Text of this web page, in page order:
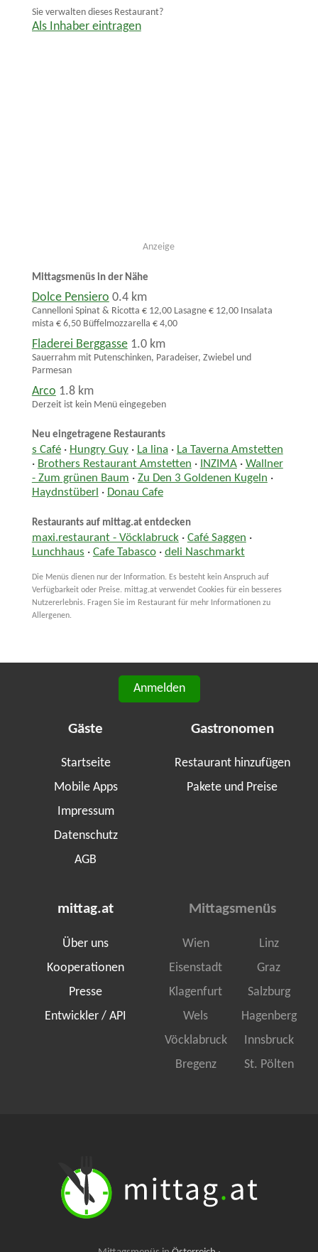
Sie verwalten dieses Restaurant?
Als Inhaber eintragen
Anzeige
Mittagsmenüs in der Nähe
Dolce Pensiero 0.4 km
Cannelloni Spinat & Ricotta € 12,00 Lasagne € 12,00 Insalata
mista € 6,50 Büffelmozzarella € 4,00
Fladerei Berggasse 1.0 km
Sauerrahm mit Putenschinken, Paradeiser, Zwiebel und
Parmesan
Arco 1.8 km
Derzeit ist kein Menü eingegeben
Neu eingetragene Restaurants
s Café· Hungry Guy· La lina · La Taverna Amstetten
· Brothers Restaurant Amstetten · INZIMA· Wallner
- Zum grünen Baum · Zu Den 3 Goldenen Kugeln ·
Haydnstüberl · Donau Cafe
Restaurants auf mittag.at entdecken
maxi.restaurant - Vöcklabruck· Café Saggen ·
Lunchhaus · Cafe Tabasco· deli Naschmarkt
Die Menüs dienen nur der Information. Es besteht kein Anspruch auf
Verfügbarkeit oder Preise. mittag.at verwendet Cookies für ein besseres
Nutzererlebnis. Fragen Sie im Restaurant für mehr Informationen zu
Allergenen.
Anmelden
Gäste
Startseite
Mobile Apps
Impressum
Datenschutz
AGB
Gastronomen
Restaurant hinzufügen
Pakete und Preise
mittag.at
Über uns
Kooperationen
Presse
Entwickler / API
Mittagsmenüs
Wien
Linz
Eisenstadt
Graz
Klagenfurt
Salzburg
Wels
Hagenberg
Vöcklabruck
Innsbruck
Bregenz
St. Pölten